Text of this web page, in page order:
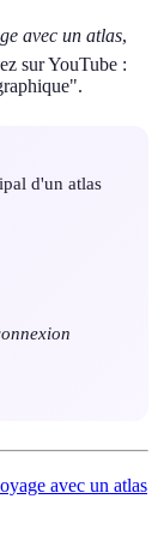
avec un atlas,
sur YouTube :
d'un atlas
avec un atlas